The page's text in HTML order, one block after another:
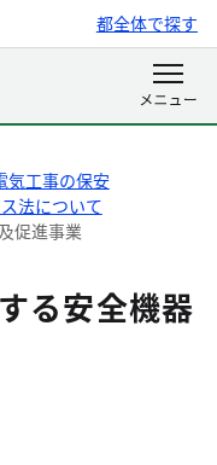
都全体で探す
気工事の保安
法について
促進事業
る安全機器